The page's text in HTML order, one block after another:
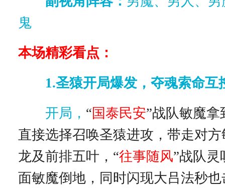
鬼
本场精彩看点：
1.圣猿开局爆发，夺魂索命互
开局， “国泰民安”战队敏魔
直接选择召唤圣猿进攻，带走对
龙及前排五叶，“往事随风”战队灵
面敏魔倒地，同时闪现大吕法秒